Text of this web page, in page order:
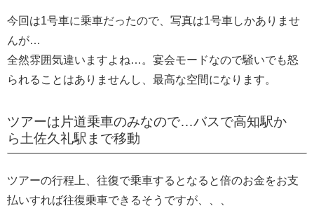
今回は1号車に乗車だったので、写真は1号車しかありませ
んが…
全然雰囲気違いますよね…。宴会モードなので騒いでも怒
られることはありませんし、最高な空間になります。
ツアーは片道乗車のみなので…バスで高知駅か
ら土佐久礼駅まで移動
ツアーの行程上、往復で乗車するとなると倍のお金をお支
払いすれば往復乗車できるそうですが、、、